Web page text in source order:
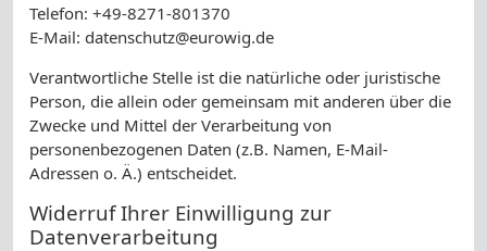
Telefon: +49-8271-801370
E-Mail: datenschutz@eurowig.de
Verantwortliche Stelle ist die natürliche oder juristische
Person, die allein oder gemeinsam mit anderen über die
Zwecke und Mittel der Verarbeitung von
personenbezogenen Daten (z.B. Namen, E-Mail-
Adressen o. Ä.) entscheidet.
Widerruf Ihrer Einwilligung zur
Datenverarbeitung